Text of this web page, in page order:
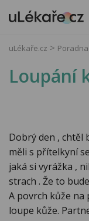
uLékaře.cz
Loupání
Dobrý den , chtěl
měli s přítelkyní
jaká si vyrážka ,
strach . Že to
A povrch kůže na
loupe kůže.